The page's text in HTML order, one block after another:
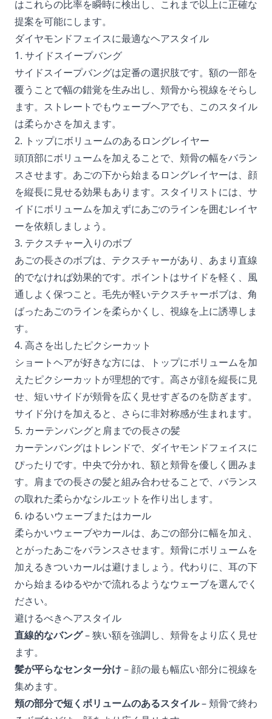
はこれらの比率を瞬時に検出し、これまで以上に正確な
提案を可能にします。
ダイヤモンドフェイスに最適なヘアスタイル
1. サイドスイープバング
サイドスイープバングは定番の選択肢です。額の一部を
覆うことで幅の錯覚を生み出し、頬骨から視線をそらし
ます。ストレートでもウェーブヘアでも、このスタイル
は柔らかさを加えます。
2. トップにボリュームのあるロングレイヤー
頭頂部にボリュームを加えることで、頬骨の幅をバラン
スさせます。あごの下から始まるロングレイヤーは、顔
を縦長に見せる効果もあります。スタイリストには、サ
イドにボリュームを加えずにあごのラインを囲むレイヤ
ーを依頼しましょう。
3. テクスチャー入りのボブ
あごの長さのボブは、テクスチャーがあり、あまり直線
的でなければ効果的です。ポイントはサイドを軽く、風
通しよく保つこと。毛先が軽いテクスチャーボブは、角
ばったあごのラインを柔らかくし、視線を上に誘導しま
す。
4. 高さを出したピクシーカット
ショートヘアが好きな方には、トップにボリュームを加
えたピクシーカットが理想的です。高さが顔を縦長に見
せ、短いサイドが頬骨を広く見せすぎるのを防ぎます。
サイド分けを加えると、さらに非対称感が生まれます。
5. カーテンバングと肩までの長さの髪
カーテンバングはトレンドで、ダイヤモンドフェイスに
ぴったりです。中央で分かれ、額と頬骨を優しく囲みま
す。肩までの長さの髪と組み合わせることで、バランス
の取れた柔らかなシルエットを作り出します。
6. ゆるいウェーブまたはカール
柔らかいウェーブやカールは、あごの部分に幅を加え、
とがったあごをバランスさせます。頬骨にボリュームを
加えるきついカールは避けましょう。代わりに、耳の下
から始まるゆるやかで流れるようなウェーブを選んでく
ださい。
避けるべきヘアスタイル
直線的なバング– 狭い額を強調し、頬骨をより広く見せ
ます。
髪が平らなセンター分け– 顔の最も幅広い部分に視線を
集めます。
頬の部分で短くボリュームのあるスタイル– 頬骨で終わ